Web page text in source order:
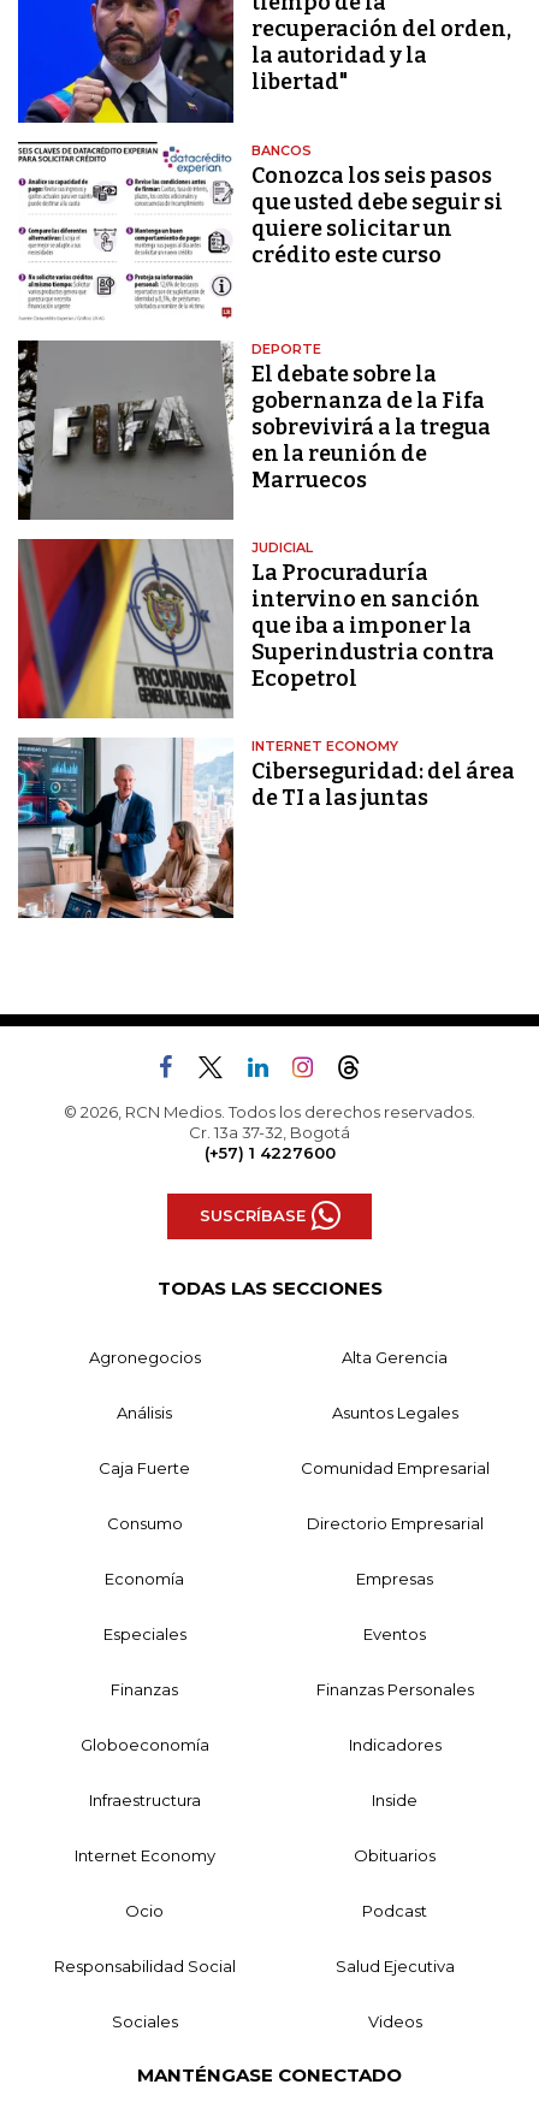
recuperación del orden,
la autoridad y la
libertad"
BANCOS
Conozca los seis pasos
que usted debe seguir si
quiere solicitar un
crédito este curso
DEPORTE
El debate sobre la
gobernanza de la Fifa
sobrevivirá a la tregua
en la reunión de
Marruecos
JUDICIAL
La Procuraduría
intervino en sanción
que iba a imponer la
Superindustria contra
Ecopetrol
INTERNET ECONOMY
Ciberseguridad: del área
de TI a las juntas
© 2026, RCN Medios. Todos los derechos reservados.
Cr. 13a 37-32, Bogotá
(+57) 1 4227600
SUSCRÍBASE
TODAS LAS SECCIONES
Agronegocios Alta Gerencia
Análisis Asuntos Legales
Caja Fuerte Comunidad Empresarial
Consumo Directorio Empresarial
Economía Empresas
Especiales Eventos
Finanzas Finanzas Personales
Globoeconomía Indicadores
Infraestructura Inside
Internet Economy Obituarios
Ocio Podcast
Responsabilidad Social Salud Ejecutiva
Sociales Videos
MANTÉNGASE CONECTADO